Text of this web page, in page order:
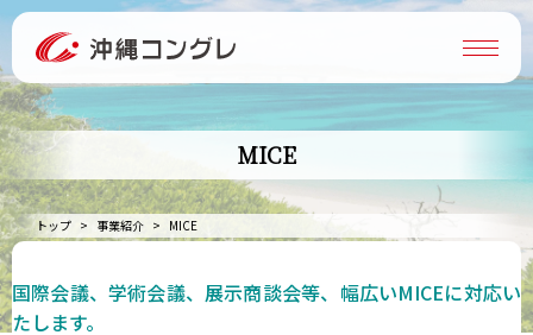
MICE
トップ 事業紹介 MICE
国際会議、学術会議、展示商談会等、幅広いMICEに対応い
たします。